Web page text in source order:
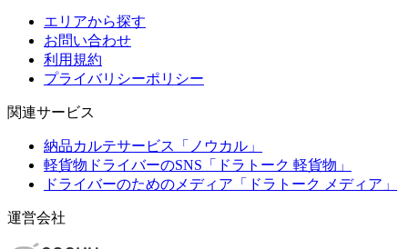
エリアから探す
お問い合わせ
利用規約
プライバリシーポリシー
関連サービス
納品カルテサービス「ノウカル」
軽貨物ドライバーのSNS「ドラトーク 軽貨物」
ドライバーのためのメディア「ドラトーク メディア」
運営会社